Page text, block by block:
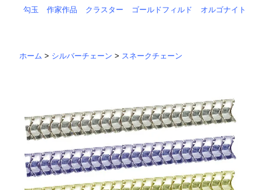
勾玉 作家作品 クラスター ゴールドフィルド オルゴナイト
ホーム > シルバーチェーン > スネークチェーン